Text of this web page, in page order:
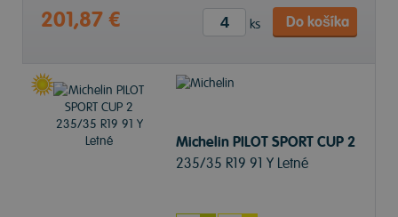
201,87 € ks Do košíka
Michelin PILOT SPORT CUP 2
235/35 R19 91 Y Letné